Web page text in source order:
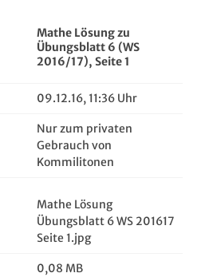
Mathe Lösung zu
Übungsblatt 6 (WS
2016/17), Seite 1
09.12.16, 11:36 Uhr
Nur zum privaten
Gebrauch von
Kommilitonen
Mathe Lösung
Übungsblatt 6 WS 201617
Seite 1.jpg
0,08 MB